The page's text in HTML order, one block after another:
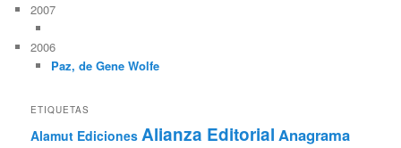
2007
2006
Paz, de Gene Wolfe
ETIQUETAS
Alamut Ediciones Alianza Editorial Anagrama